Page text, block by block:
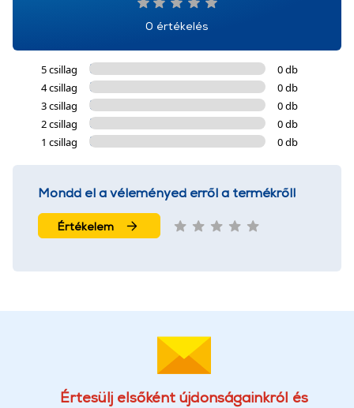
0 értékelés
5 csillag
0 db
4 csillag
0 db
3 csillag
0 db
2 csillag
0 db
1 csillag
0 db
Mondd el a véleményed erről a termékről!
Értékelem
Értesülj elsőként újdonságainkról és